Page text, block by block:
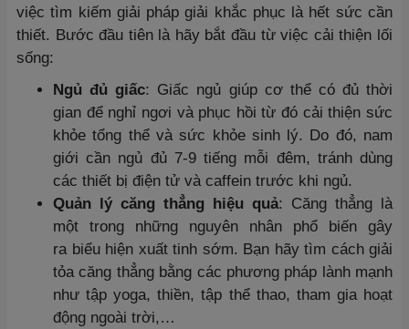
việc tìm kiếm giải pháp giải khắc phục là hết sức cần
thiết. Bước đầu tiên là hãy bắt đầu từ việc cải thiện lối
sống:
Ngủ đủ giấc: Giấc ngủ giúp cơ thể có đủ thời
gian để nghỉ ngơi và phục hồi từ đó cải thiện sức
khỏe tổng thể và sức khỏe sinh lý. Do đó, nam
giới cần ngủ đủ 7-9 tiếng mỗi đêm, tránh dùng
các thiết bị điện tử và caffein trước khi ngủ.
Quản lý căng thẳng hiệu quả: Căng thẳng là
một trong những nguyên nhân phổ biến gây
ra biểu hiện xuất tinh sớm. Bạn hãy tìm cách giải
tỏa căng thẳng bằng các phương pháp lành mạnh
như tập yoga, thiền, tập thể thao, tham gia hoạt
động ngoài trời,…